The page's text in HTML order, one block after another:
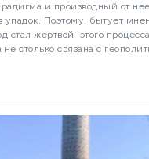
жертвой»
и производный от
упадок. Поэтому, бытует
стал жертвой этого
столько связана с